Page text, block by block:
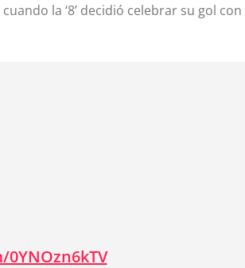
la ‘8’ decidió celebrar su gol